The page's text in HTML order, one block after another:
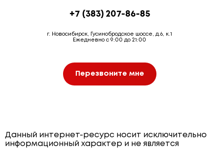
+7 (383) 207-86-85
г. Новосибирск, Гусинобродское шоссе, д.6, к.1
Ежедневно с 9:00 до 21:00
Перезвоните мне
Данный интернет-ресурс носит исключительно
информационный характер и не является